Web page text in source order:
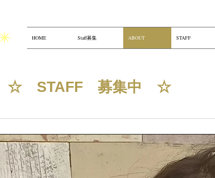
HOME Staff募集 ABOUT STAFF
​ ☆ STAFF 募集中 ☆